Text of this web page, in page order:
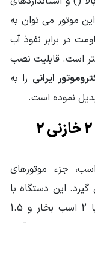
موتور می توان به
در برابر نفوذ آب
به قطر بیش از 1 میلی متر است. قابلیت نصب
ایرانی را به
نموده است.
مشخصات الکتروموتور تکفاز 2 خازنی 2
الکتروموتور موتوژن تکفاز 2 خازنی 2 اسب، جزء موتورهای
این دستگاه با
برق 220 ولت کار می کند و توانی برابر با 2 اسب بخار و 1.5
کیلووات دارد. اندازه فریم این موتور 90 بوده و از جنس آلیاژ